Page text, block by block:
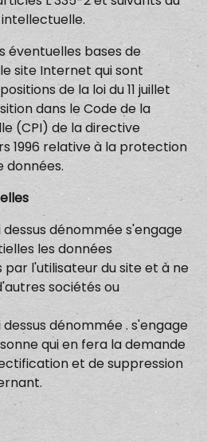
éventuelles bases de
site Internet qui sont
de la loi du 11 juillet
dans le Code de la
(CPI) de la directive
1996 relative à la protection
données.
dessus dénommée s'engage
les données
l'utilisateur du site et à ne
sociétés ou
dessus dénommée . s'engage
qui en fera la demande
et de suppression